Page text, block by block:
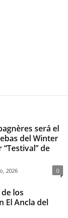
será el
del Winter
de
2026 0
los
El Ancla del